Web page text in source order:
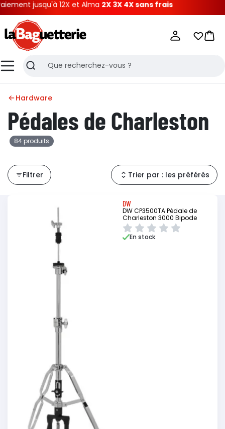
12X et Alma2X 3X 4X sans frais
MenuRecherche
Mes
Hardware
Pédales de Charleston
84 produits
Filtrer Trier par : les préférés
DW
DW CP3500TA Pédale de
Charleston 3000 Bipode
En stock